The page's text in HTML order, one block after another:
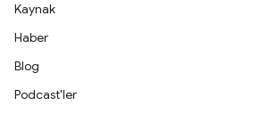
Kaynak
Haber
Blog
Podcast'ler